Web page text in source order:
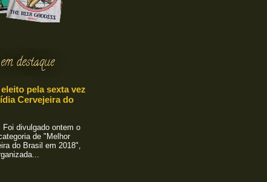
destaque
pela sexta vez
Cervejeira do
Foi divulgado ontem o
de "Melhor
do Brasil em 2018",